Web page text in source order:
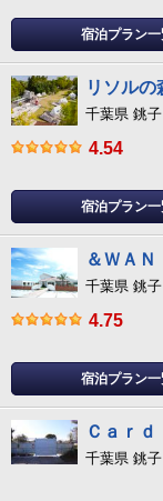
宿泊プラン一
リソルの
千葉県 銚
4.54
宿泊プラン一
＆ＷＡ
千葉県 銚
4.75
宿泊プラン一
Ｃａｒ
千葉県 銚